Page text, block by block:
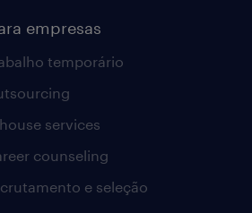
empresas
temporário
services
counseling
e seleção